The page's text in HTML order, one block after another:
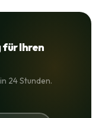
Ihren
24 Stunden.